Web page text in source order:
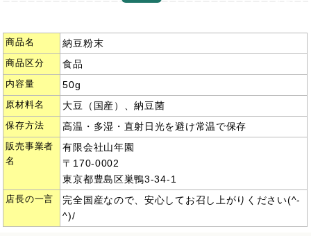
商品名 納豆粉末
商品区分 食品
内容量 50g
原材料名 大豆（国産）、納豆菌
保存方法 高温・多湿・直射日光を避け常温で保存
販売事業者
名
有限会社山年園
〒170-0002
東京都豊島区巣鴨3-34-1
店長の一言
完全国産なので、安心してお召し上がりください(^-
^)/